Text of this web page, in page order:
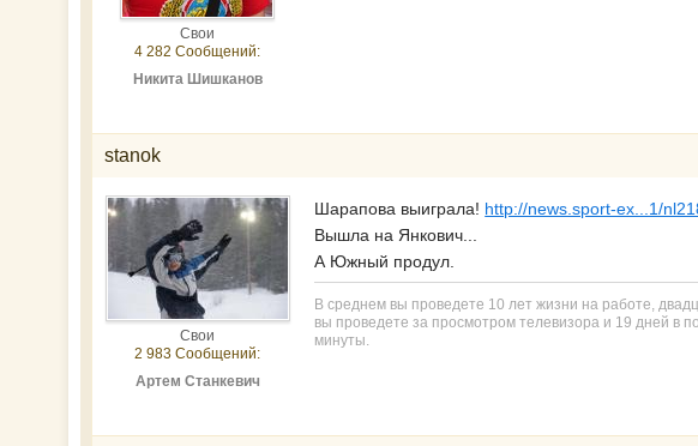
Свои
4 282 Сообщений:
Никита Шишканов
stanok
Свои
2 983 Сообщений:
Артем Станкевич
Шарапова выиграла! http://news.sport-ex...1/
Вышла на Янкович...
А Южный продул.
В среднем вы проведете 10 лет жизни на работе,
вы проведете за просмотром телевизора и 19 дней в
минуты.